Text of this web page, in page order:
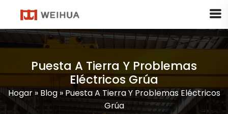
Puesta A Tierra Y Problemas
Eléctricos Grúa
Hogar» Blog» Puesta A Tierra Y Problemas Eléctricos
Grúa